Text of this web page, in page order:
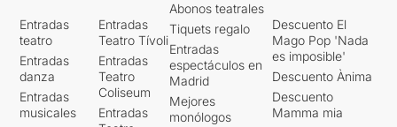
Entradas
teatro
Entradas
danza
Entradas
musicales
Entradas
Teatro Tívoli
Entradas
Teatro
Coliseum
Entradas
Abonos teatrales
Tiquets regalo
Entradas
espectáculos en
Madrid
Mejores
monólogos
Descuento El
Mago Pop 'Nada
es imposible'
Descuento Ànima
Descuento
Mamma mia